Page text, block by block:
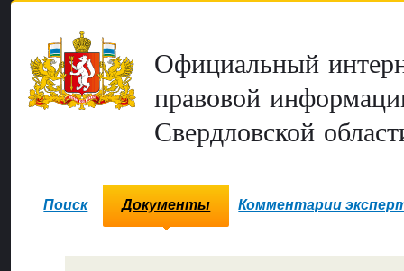
Официальный
правовой
Свердловской
Поиск Документы Комментарии